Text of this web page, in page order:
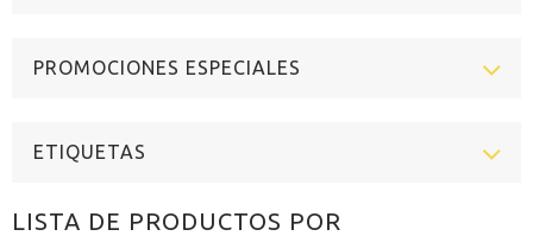
PROMOCIONES ESPECIALES
ETIQUETAS
LISTA DE PRODUCTOS POR